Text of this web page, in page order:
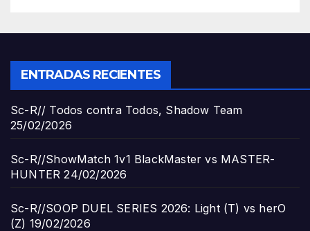
ENTRADAS RECIENTES
Sc-R// Todos contra Todos, Shadow Team
25/02/2026
Sc-R//ShowMatch 1v1 BlackMaster vs MASTER-
HUNTER 24/02/2026
Sc-R//SOOP DUEL SERIES 2026: Light (T) vs herO
(Z) 19/02/2026